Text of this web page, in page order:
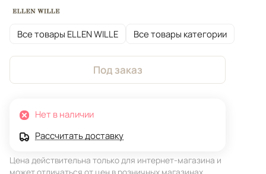
Все товары ELLEN WILLE Все товары категории
Под заказ
Нет в наличии
Рассчитать доставку
Цена действительна только для интернет-магазина и